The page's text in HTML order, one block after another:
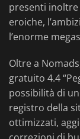
presenti
eroiche,
l’enorme
Oltre a
gratuito 4.4
possibilità di
registro della
ottimizzati,